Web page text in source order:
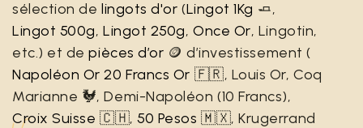
sélection delingots d'or (Lingot 1Kg 🧈,
Lingot 500g,Lingot 250g,Once Or, Lingotin,
etc.) et depièces d’or 🪙 d’investissement (
Napoléon Or 20 Francs Or 🇫🇷, Louis Or, Coq
Marianne 🐓, Demi-Napoléon (10 Francs),
Croix Suisse 🇨🇭,50 Pesos 🇲🇽, Krugerrand